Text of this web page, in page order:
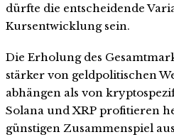
dürfte die entscheidende
Kursentwicklung sein.
Die Erholung des
stärker von geldpolitischen
abhängen als von
Solana und XRP profitieren
günstigen Zusammenspiel